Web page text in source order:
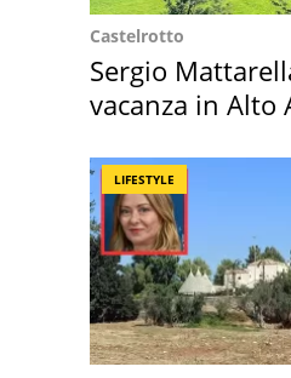
Castelrotto
Sergio
vacanza in Alto
LIFESTYLE